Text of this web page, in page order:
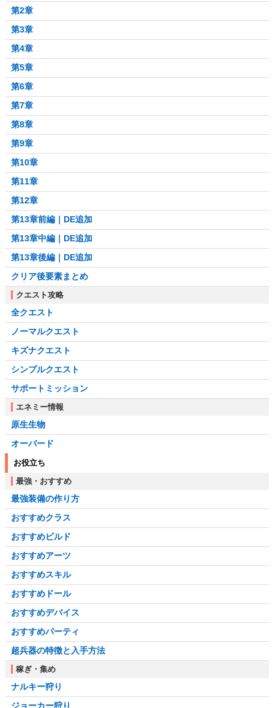
第2章
第3章
第4章
第5章
第6章
第7章
第8章
第9章
第10章
第11章
第12章
第13章前編｜DE追加
第13章中編｜DE追加
第13章後編｜DE追加
クリア後要素まとめ
クエスト攻略
全クエスト
ノーマルクエスト
キズナクエスト
シンプルクエスト
サポートミッション
エネミー情報
原生生物
オーバード
お役立ち
最強・おすすめ
最強装備の作り方
おすすめクラス
おすすめビルド
おすすめアーツ
おすすめスキル
おすすめドール
おすすめデバイス
おすすめパーティ
超兵器の特徴と入手方法
稼ぎ・集め
ナルキー狩り
ジョーカー狩り